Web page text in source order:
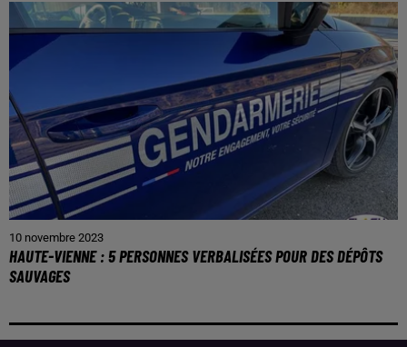
10 novembre 2023
HAUTE-VIENNE : 5 PERSONNES VERBALISÉES POUR DES DÉPÔTS
SAUVAGES